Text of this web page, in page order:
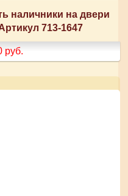
наличники на двери
713-1647
руб.